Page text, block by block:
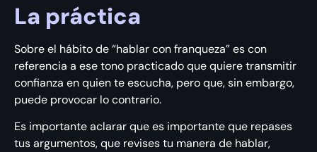
La práctica
Sobre el hábito de “hablar con franqueza” es con
referencia a ese tono practicado que quiere transmitir
confianza en quien te escucha, pero que, sin embargo,
puede provocar lo contrario.
Es importante aclarar que es importante que repases
tus argumentos, que revises tu manera de hablar,